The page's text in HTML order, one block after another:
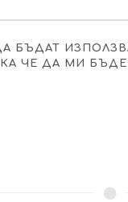
БЪДАТ
ЧЕ ДА МИ